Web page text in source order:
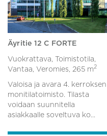
Äyritie 12 C FORTE
Vuokrattava, Toimistotila,
Vantaa, Veromies, 265 m2
Valoisa ja avara 4. kerroksen
monitilatoimisto. Tilasta
voidaan suunnitella
asiakkaalle soveltuva ko...